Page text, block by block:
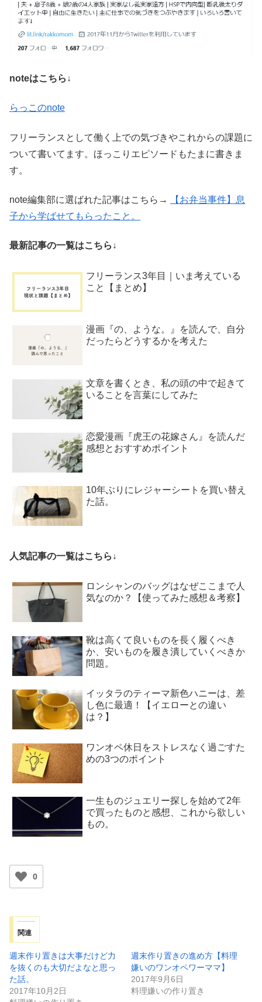
noteはこちら↓
らっこのnote
フリーランスとして働く上での気づきやこれからの課題に
ついて書いてます。ほっこりエピソードもたまに書きま
す。
note編集部に選ばれた記事はこちら→
【お弁当事件】息
子から学ばせてもらったこと。
最新記事の一覧はこちら↓
フリーランス3年目｜いま考えている
こと【まとめ】
漫画『の、ような。』を読んで、自分
だったらどうするかを考えた
文章を書くとき、私の頭の中で起きて
いることを言葉にしてみた
恋愛漫画『虎王の花嫁さん』を読んだ
感想とおすすめポイント
10年ぶりにレジャーシートを買い替え
た話。
人気記事の一覧はこちら↓
ロンシャンのバッグはなぜここまで人
気なのか？【使ってみた感想＆考察】
靴は高くて良いものを長く履くべき
か、安いものを履き潰していくべきか
問題。
イッタラのティーマ新色ハニーは、差
し色に最適！【イエローとの違い
は？】
ワンオペ休日をストレスなく過ごすた
めの3つのポイント
一生ものジュエリー探しを始めて2年
で買ったものと感想、これから欲しい
もの。
0
関連
週末作り置きは大事だけど力
を抜くのも大切だよなと思っ
た話。
2017年10月2日
週末作り置きの進め方【料理
嫌いのワンオペワーママ】
2017年9月6日
料理嫌いの作り置き